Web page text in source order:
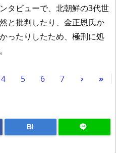
タビューで、北朝鮮の3代世
と批判したり、金正恩氏か
ったりしたため、極刑に処
4 5 6 7 › »
B!